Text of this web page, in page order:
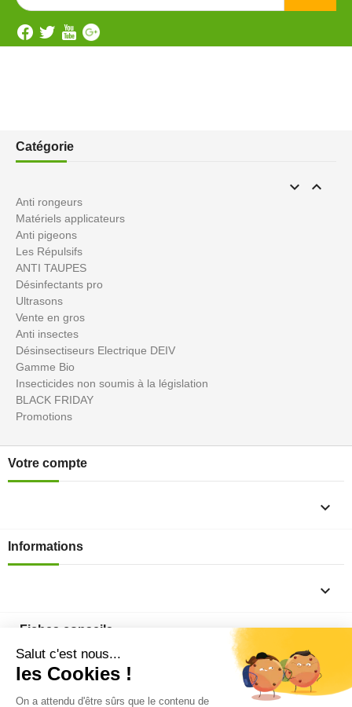
Catégorie
 
Anti rongeurs
Matériels applicateurs
Anti pigeons
Les Répulsifs
ANTI TAUPES
Désinfectants pro
Ultrasons
Vente en gros
Anti insectes
Désinsectiseurs Electrique DEIV
Gamme Bio
Insecticides non soumis à la législation
BLACK FRIDAY
Promotions
Votre compte

Informations

Fiches conseils
